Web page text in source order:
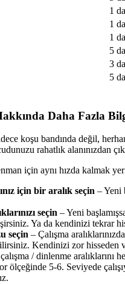
1
1
1
5
3
5
Daha Fazla
koşu bandında değil,
rahatlık alanınızdan
için aynı hızda kalmak
için bir aralık seçin – Yeni
seçin – Yeni
Ya da kendinizi tekrar
seçin – Çalışma
Kendinizi zor hisseden
/ dinlenme aralıklarını
ölçeğinde 5-6. Seviyede